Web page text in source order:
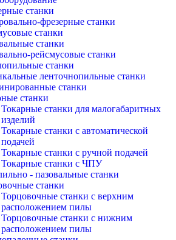
станки
фрезерные станки
станки
станки
рейсмусовые станки
станки
ленточнопильные станки
станки
станки
Токарные станки для малогабаритных
изделий
Токарные станки с автоматической
подачей
Токарные станки с ручной подачей
Токарные станки с ЧПУ
- пазовальные станки
станки
Торцовочные станки с верхним
расположением пилы
Торцовочные станки с нижним
расположением пилы